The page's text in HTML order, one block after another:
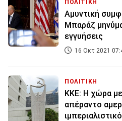
ΠΟΛΙΤΙΚΗ
Αμυντική
Μπαράζ
εγγυήσεις
16 Οκτ 2021
ΠΟΛΙΤΙΚΗ
ΚΚΕ: Η χώρα
απέραντο